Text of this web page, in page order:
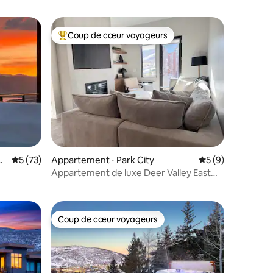
: 5 sur 5
appréciés
Évaluation moyenne sur la base de 73 commentaires : 5 sur 5
5 (73)
Coups de cœur voyageurs les plus appréciés
Coup de cœur voyageurs
Appartement ⋅ Park City Évaluation
5 (9)
Appartement de luxe Deer Valley East
Coup de cœur voyageurs
Coup de cœur voyageurs